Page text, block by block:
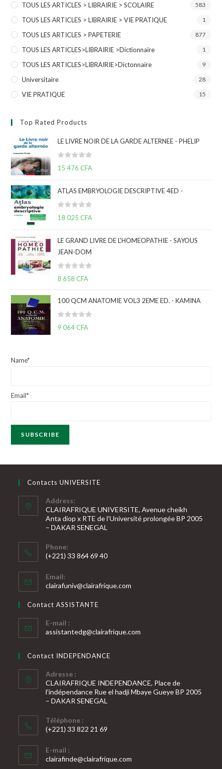
TOUS LES ARTICLES > LIBRAIRIE > SCOLAIRE 583
TOUS LES ARTICLES > LIBRAIRIE > VIE PRATIQUE 1
TOUS LES ARTICLES > PAPETERIE 877
TOUS LES ARTICLES>LIBRAIRIE >Dictionnaire 1
TOUS LES ARTICLES>LIBRAIRIE>Dictonnaire 9
Universitaire 28
VIE PRATIQUE 15
Top Rated Products
LE LIVRE NOIR DE LA GARDE ALTERNEE - PHELIP
N
0
s
r
15 476CFA
ATLAS EMBRYOLOGIE DESCRIPTIVE 4ED -
N
0
s
u
5
18 025CFA
LE GRAND LIVRE DE L'HOMEOPATHIE - SAYOUS
JEAN-DOM
N
0
s
8 658CFA
100 QCM ANATOMIE VOL3 2EME ED. - KAMINA
N
9 064CFA
Name*
Email*
Contacts UNIVERSITE
Address:
CLAIRAFRIQUE UNIVERSITE, Avenue cheikh
Anta diop x RTE de l’Université prolongée BP 2005
– DAKAR SENEGAL
Phone:
(+221) 33 864 69 40
dans
votre
application
Email:
clairafuniv@clairafrique.com
Contact ASSISTANTE
E-mail :
assistantedg@clairafrique.com
Contact INDEPENDANCE
Adresse :
CLAIRAFRIQUE INDEPENDANCE, Place de
l’indépendance Rue el hadji Mbaye Gueye BP 2005
– DAKAR SENEGAL
Téléphone :
(+221) 33 822 21 69
dans
votre
E-mail :
clairafinde@clairafrique.com